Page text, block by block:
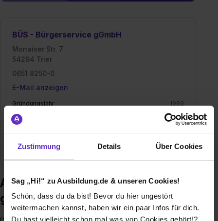
Zustimmung Details Über Cookies
Sag „Hi!“ zu Ausbildung.de & unseren Cookies!
Schön, dass du da bist! Bevor du hier ungestört
weitermachen kannst, haben wir ein paar Infos für dich.
Du hast vielleicht schon mal was von Cookies gehört!?
BÜS - Bürgerservice gGmbH
Monaiser Str. 7
54294 Trier
0651 8250-0
E-Mail anzeigen
Gründungsjahr 1993
Mitarbeiter Ca. 400
Branche Bildung, Dienstleistung, Handwerk, Soziales
Ausbildung bei BÜS - Bürgerservice
gGmbH